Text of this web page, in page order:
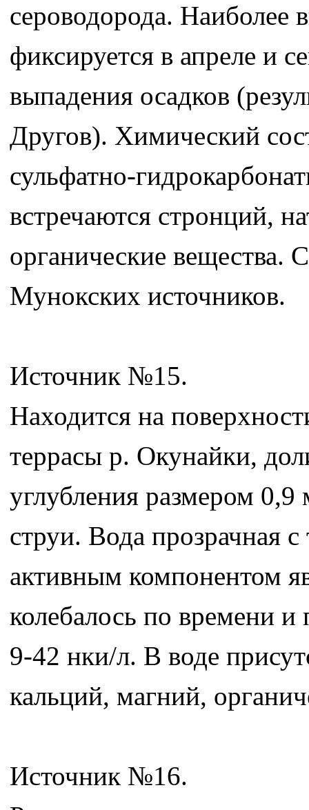
сероводорода. Наиболее
фиксируется в апреле и
выпадения осадков
Другов). Химический
сульфатно-
встречаются стронций,
органические вещества.
Мунокских источников.
Источник №15.
Находится на
террасы р. Окунайки,
углубления размером
струи. Вода прозрачная
активным компонентом
колебалось по времени
9-42 нки/л. В воде
кальций, магний,
Источник №16.